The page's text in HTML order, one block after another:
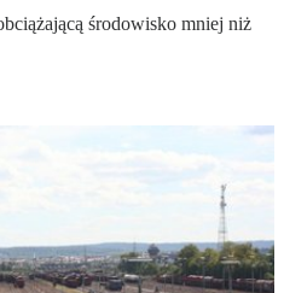
środowisko mniej niż